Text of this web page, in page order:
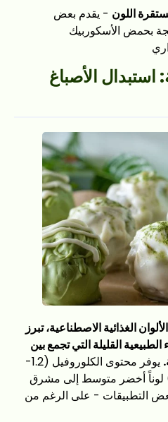
اللون - يقدم بعض
بحمض الأسكوربيك
الأصباغ
الغذائية الاصطناعية، تبرز
القليلة التي تجمع بين
يوفر محتوى الكلوروفيل (1.2-
لوناً أخضر متوسط إلى مشرق
بعض التطبيقات - على الرغم من